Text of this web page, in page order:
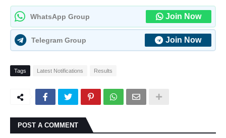
WhatsApp Group Join Now
Telegram Group Join Now
Tags Latest Notifications Results
POST A COMMENT